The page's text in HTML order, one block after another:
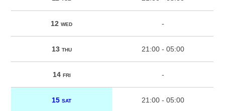
12WED -
13 THU 21:00 - 05:00
14 FRI -
15SAT 21:00 - 05:00